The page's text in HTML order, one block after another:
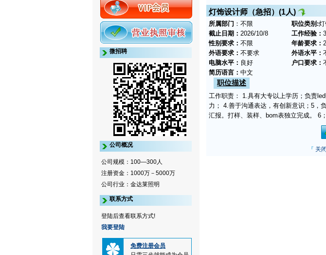
微招聘
公司概况
公司规模：100—300人
注册资金：1000万－5000万
公司行业：金达莱照明
联系方式
登陆后查看联系方式!
我要登陆
免费注册会员
灯饰设计师（急招）(1人)
所属部门 ：不限 职位类别:
截止日期： 2026/10/8 工作经验：
性别要求： 不限 年龄要求：
外语要求： 不要求 外语水平：
电脑水平： 良好 户口要求：
简历语言： 中文
职位描述
工作职责： 1.具有大专以上学历；负责
力； 4.善于沟通表达，有创新意识；5，
汇报。打样、装样、bom表独立完成。 6
『 关